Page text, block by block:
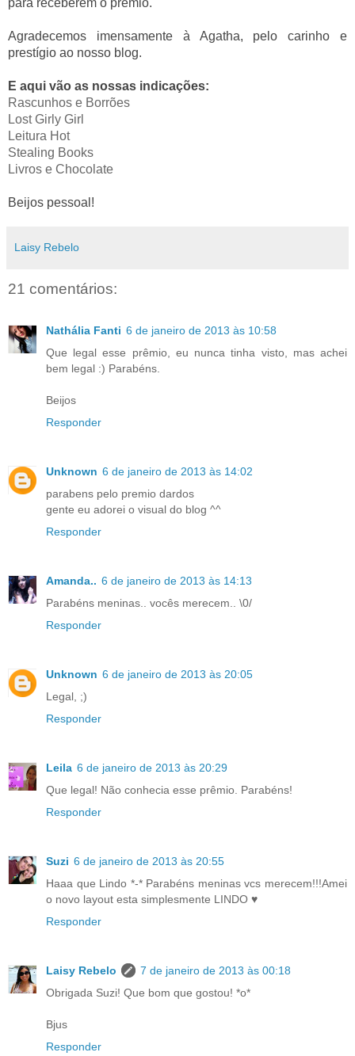
para receberem o prêmio.
Agradecemos imensamente à Agatha, pelo carinho e
prestígio ao nosso blog.
E aqui vão as nossas indicações:
Rascunhos e Borrões
Lost Girly Girl
Leitura Hot
Stealing Books
Livros e Chocolate
Beijos pessoal!
Laisy Rebelo
21 comentários:
Nathália Fanti 6 de janeiro de 2013 às 10:58
Que legal esse prêmio, eu nunca tinha visto, mas achei
bem legal :) Parabéns.
Beijos
Responder
Unknown 6 de janeiro de 2013 às 14:02
parabens pelo premio dardos
gente eu adorei o visual do blog ^^
Responder
Amanda.. 6 de janeiro de 2013 às 14:13
Parabéns meninas.. vocês merecem.. \0/
Responder
Unknown 6 de janeiro de 2013 às 20:05
Legal, ;)
Responder
Leila 6 de janeiro de 2013 às 20:29
Que legal! Não conhecia esse prêmio. Parabéns!
Responder
Suzi 6 de janeiro de 2013 às 20:55
Haaa que Lindo *-* Parabéns meninas vcs merecem!!!Amei
o novo layout esta simplesmente LINDO ♥
Responder
Laisy Rebelo
7 de janeiro de 2013 às 00:18
Obrigada Suzi! Que bom que gostou! *o*
Bjus
Responder